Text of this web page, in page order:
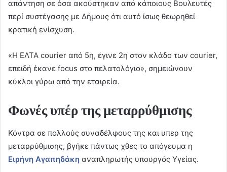
απάντηση σε όσα ακούστηκαν από κάποιους Βουλευτές
περί συστέγασης με Δήμους ότι αυτό ίσως θεωρηθεί
κρατική ενίσχυση.
«Η ΕΛΤΑ courier από 5η, έγινε 2η στον κλάδο των courier,
επειδή έκανε focus στο πελατολόγιο», σημειώνουν
κύκλοι γύρω από την εταιρεία.
Φωνές υπέρ της μεταρρύθμισης
Κόντρα σε πολλούς συναδέλφους της και υπερ της
μεταρρύθμισης, βγήκε πάντως χθες το απόγευμα η
Ειρήνη Αγαπηδάκη αναπληρωτής υπουργός Υγείας.